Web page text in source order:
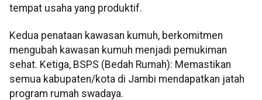
tempat usaha yang produktif.
Kedua penataan kawasan kumuh, berkomitmen
mengubah kawasan kumuh menjadi pemukiman
sehat. Ketiga, BSPS (Bedah Rumah): Memastikan
semua kabupaten/kota di Jambi mendapatkan jatah
program rumah swadaya.